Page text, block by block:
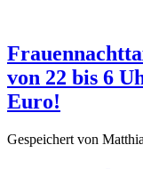
von 22 bis 6
Euro!
Gespeichert von